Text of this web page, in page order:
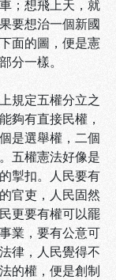
；想飛上天，就
要想治一個新國
面的圖，便是憲
分一樣。
規定五權分立之
夠有直接民權，
是選舉權，二個
五權憲法好像是
掣扣。人民要有
官吏，人民固然
更要有權可以罷
業，要有公意可
律，人民覺得不
的權，便是創制